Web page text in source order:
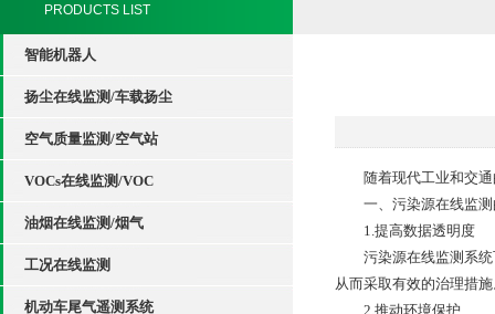
PRODUCTS LIST
智能机器人
扬尘在线监测/车载扬尘
空气质量监测/空气站
VOCs在线监测/VOC
油烟在线监测/烟气
工况在线监测
机动车尾气遥测系统
随着现代工业和交通
一、污染源在线监测
1.提高数据透明度
污染源在线监测系统
从而采取有效的治理措
2.推动环境保护